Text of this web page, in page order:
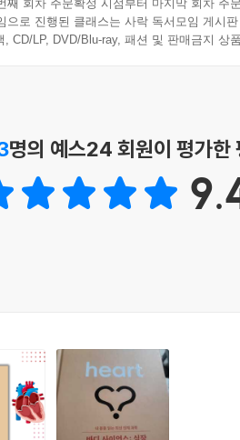
는 데 초점을 맞추고 있지만, 심장
의학적인 근거를 바탕으로 최대한 효
하는 무서운 질병도 얼마든지 통제
시 내 몸을 잘 이해하면 위기시 건강
내용을 보면 첫 장에서는 심장의
장병으로 사망하게 될 확률을 높이
료와 회복은 어떤 과정으로 이루어지
째 회차 주문확정 시점부터 마지막 회차 주
으로 진행된 클래스는 사락 독서모임 게시
, CD/LP, DVD/Blu-ray, 패션 및 판매금지 상
명의 예스24 회원이 평가한